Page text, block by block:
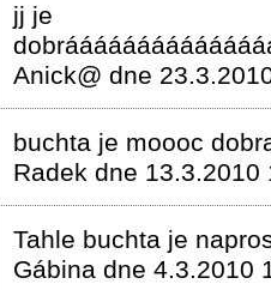
jj je
Anick@ dne
buchta je moooc
Radek dne 13.3.2010
Tahle buchta je
Gábina dne 4.3.2010